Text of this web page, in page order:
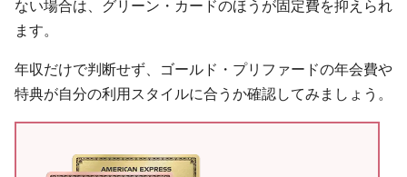
ない場合は、グリーン・カードのほうが固定費を抑えられ
ます。
年収だけで判断せず、ゴールド・プリファードの年会費や
特典が自分の利用スタイルに合うか確認してみましょう。